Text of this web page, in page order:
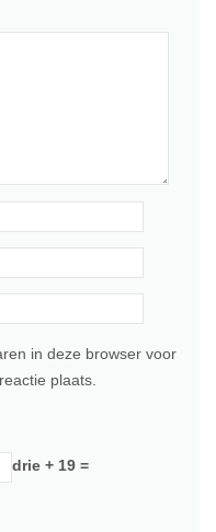
in deze browser voor
plaats.
drie + 19 =